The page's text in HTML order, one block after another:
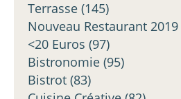
Terrasse (145)
Nouveau Restaurant 2019
<20 Euros (97)
Bistronomie (95)
Bistrot (83)